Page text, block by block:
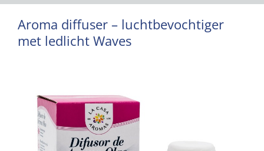
Aroma diffuser – luchtbevochtiger
met ledlicht Waves